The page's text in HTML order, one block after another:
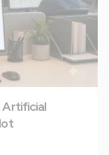
Artificial